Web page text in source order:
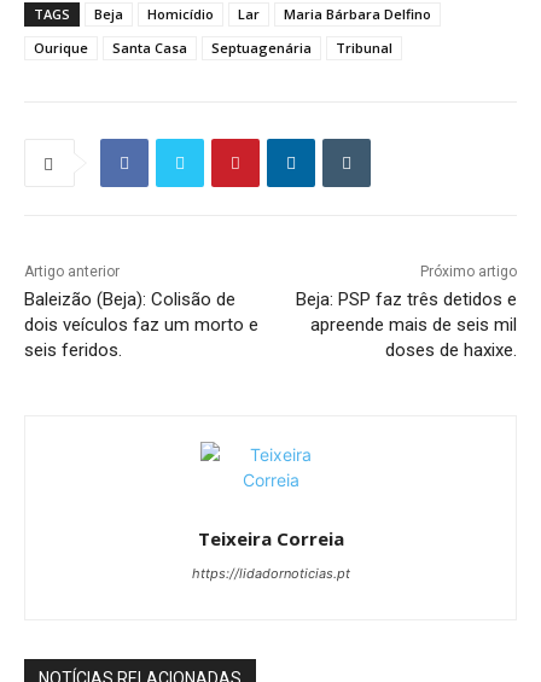
TAGS Beja Homicídio Lar
Maria Bárbara Delfino
Ourique
Santa Casa Septuagenária Tribunal
Artigo anterior
Baleizão (Beja): Colisão de
dois veículos faz um morto e
seis feridos.
Próximo artigo
Beja: PSP faz três detidos e
apreende mais de seis mil
doses de haxixe.
Teixeira Correia
https://lidadornoticias.pt